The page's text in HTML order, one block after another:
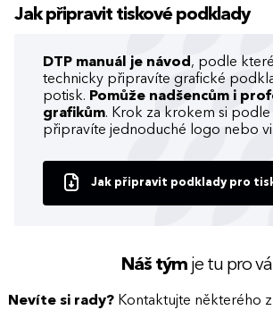
Jak připravit tiskové podklady
DTP manuál je návod , podle
technicky připravíte grafické
potisk. Pomůže nadšencům i
grafikům. Krok za krokem si podle
připravíte jednoduché logo nebo
Jak připravit podklady pro
Náš týmje tu pro
Nevíte si rady? Kontaktujte některého